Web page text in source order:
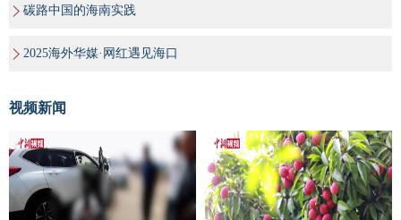
碳路中国的海南实践
2025海外华媒·网红遇见海口
视频新闻